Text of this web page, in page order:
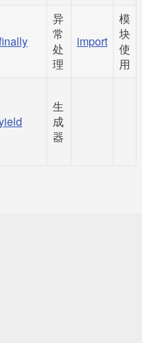
异
常
处
理
import
模
块
使
用
生
成
器